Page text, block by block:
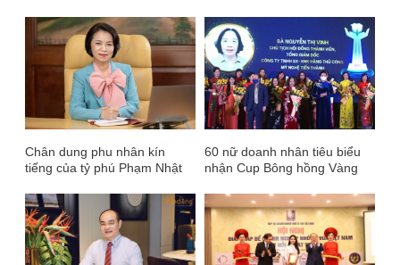
Chân dung phu nhân kín
tiếng của tỷ phú Phạm Nhật
60 nữ doanh nhân tiêu biểu
nhận Cup Bông hồng Vàng